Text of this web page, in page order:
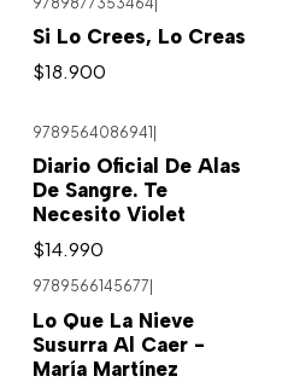
Si Lo Crees, Lo Creas
$18.900
9789564086941
Diario Oficial De Alas
De Sangre. Te
Necesito Violet
$14.990
9789566145677
Lo Que La Nieve
Susurra Al Caer -
María Martínez